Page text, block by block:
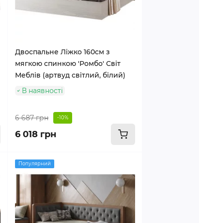
Двоспальне Ліжко 160см з
мягкою спинкою 'Ромбо' Світ
Меблів (артвуд світлий, білий)
В наявності
6 687 грн -10%
6 018 грн
Популярний